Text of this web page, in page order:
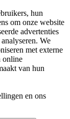
hun
om onze website
advertenties
We
met externe
online
van hun
en ons